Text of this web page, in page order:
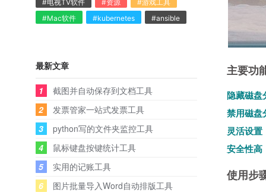
主要功
隐藏磁盘
禁用磁盘
灵活设置
安全性高
使用步
#电视TV软件
#资源
#游戏工具
#Mac软件
#kubernetes #ansible
最新文章
1
截图并自动保存到文档工具
2
发票管家一站式发票工具
3
python写的文件夹监控工具
4
鼠标键盘按键统计工具
5
实用的记账工具
6
图片批量导入Word自动排版工具